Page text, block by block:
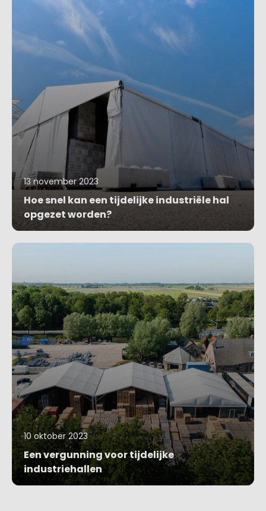
13 november 2023
Hoe snel kan een tijdelijke industriële hal
opgezet worden?
10 oktober 2023
Een vergunning voor tijdelijke
industriehallen